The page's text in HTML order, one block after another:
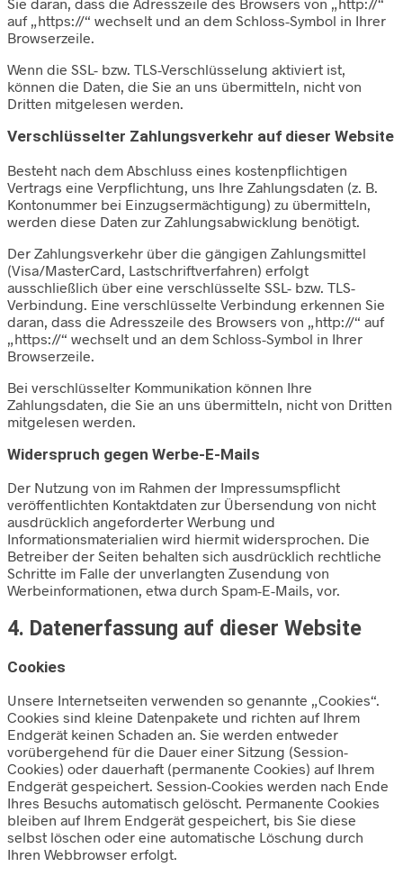
auf „https://“ wechselt und an dem Schloss-Symbol in Ihrer
Browserzeile.
Wenn die SSL- bzw. TLS-Verschlüsselung aktiviert ist,
können die Daten, die Sie an uns übermitteln, nicht von
Dritten mitgelesen werden.
Verschlüsselter Zahlungsverkehr auf dieser Website
Besteht nach dem Abschluss eines kostenpflichtigen
Vertrags eine Verpflichtung, uns Ihre Zahlungsdaten (z. B.
Kontonummer bei Einzugsermächtigung) zu übermitteln,
werden diese Daten zur Zahlungsabwicklung benötigt.
Der Zahlungsverkehr über die gängigen Zahlungsmittel
(Visa/MasterCard, Lastschriftverfahren) erfolgt
ausschließlich über eine verschlüsselte SSL- bzw. TLS-
Verbindung. Eine verschlüsselte Verbindung erkennen Sie
daran, dass die Adresszeile des Browsers von „http://“ auf
„https://“ wechselt und an dem Schloss-Symbol in Ihrer
Browserzeile.
Bei verschlüsselter Kommunikation können Ihre
Zahlungsdaten, die Sie an uns übermitteln, nicht von Dritten
mitgelesen werden.
Widerspruch gegen Werbe-E-Mails
Der Nutzung von im Rahmen der Impressumspflicht
veröffentlichten Kontaktdaten zur Übersendung von nicht
ausdrücklich angeforderter Werbung und
Informationsmaterialien wird hiermit widersprochen. Die
Betreiber der Seiten behalten sich ausdrücklich rechtliche
Schritte im Falle der unverlangten Zusendung von
Werbeinformationen, etwa durch Spam-E-Mails, vor.
4. Datenerfassung auf dieser Website
Cookies
Unsere Internetseiten verwenden so genannte „Cookies“.
Cookies sind kleine Datenpakete und richten auf Ihrem
Endgerät keinen Schaden an. Sie werden entweder
vorübergehend für die Dauer einer Sitzung (Session-
Cookies) oder dauerhaft (permanente Cookies) auf Ihrem
Endgerät gespeichert. Session-Cookies werden nach Ende
Ihres Besuchs automatisch gelöscht. Permanente Cookies
bleiben auf Ihrem Endgerät gespeichert, bis Sie diese
selbst löschen oder eine automatische Löschung durch
Ihren Webbrowser erfolgt.